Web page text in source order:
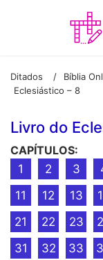
Ditados / Bíblia
Eclesiástico – 8
Livro do
CAPÍTULOS:
1
2 3
11
12 13
21
22 23
31
32 33